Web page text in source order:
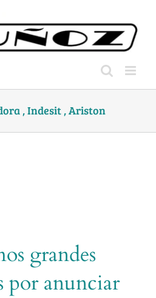
, Indesit , Ariston
grandes
por anunciar